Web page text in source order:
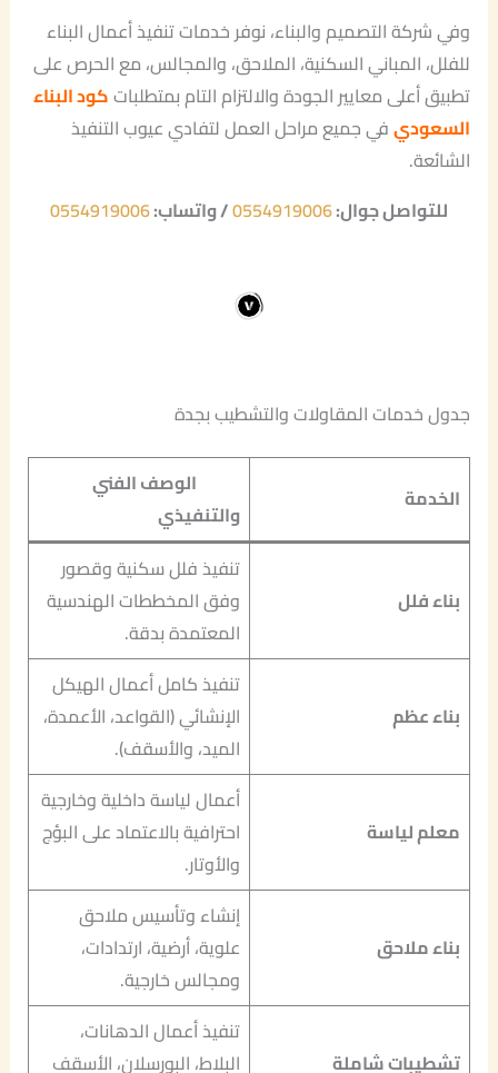
وفي شركة التصميم والبناء، نوفر خدمات تنفيذ أعمال البناء
للفلل، المباني السكنية، الملاحق، والمجالس، مع الحرص على
تطبيق أعلى معايير الجودة والالتزام التام بمتطلباتكود البناء
السعوديفي جميع مراحل العمل لتفادي عيوب التنفيذ
الشائعة.
للتواصل جوال:0554919006/ واتساب:0554919006
جدول خدمات المقاولات والتشطيب بجدة
الخدمة
الوصف الفني
والتنفيذي
بناء فلل
تنفيذ فلل سكنية وقصور
وفق المخططات الهندسية
المعتمدة بدقة.
بناء عظم
تنفيذ كامل أعمال الهيكل
الإنشائي (القواعد، الأعمدة،
الميد، والأسقف).
معلم لياسة
أعمال لياسة داخلية وخارجية
احترافية بالاعتماد على البؤج
والأوتار.
بناء ملاحق
إنشاء وتأسيس ملاحق
علوية، أرضية، ارتدادات،
ومجالس خارجية.
تشطيبات شاملة
تنفيذ أعمال الدهانات،
البلاط، البورسلان، الأسقف